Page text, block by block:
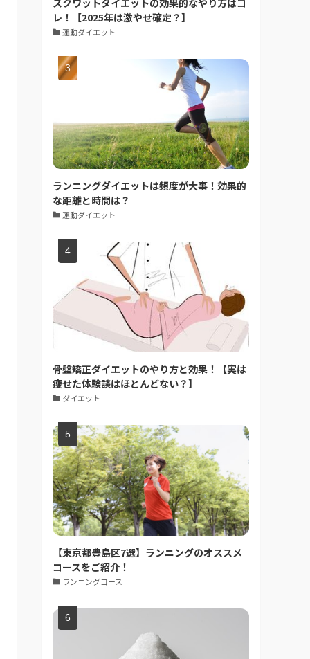
レ！【2025年は激やせ確定？】
運動ダイエット
ランニングダイエットは頻度が大事！効果的
な距離と時間は？
運動ダイエット
骨盤矯正ダイエットのやり方と効果！【実は
痩せた体験談はほとんどない？】
ダイエット
【東京都豊島区7選】ランニングのオススメ
コースをご紹介！
ランニングコース